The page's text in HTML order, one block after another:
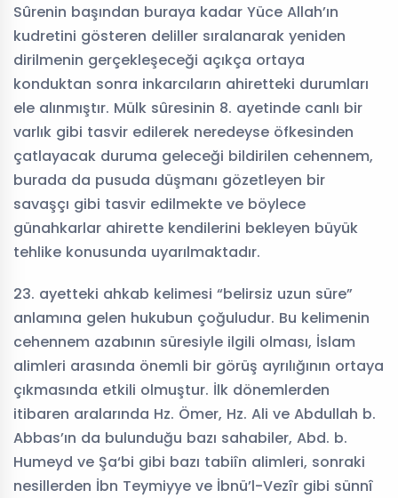
Sûrenin başından buraya kadar Yüce Allah’ın
kudretini gösteren deliller sıralanarak yeniden
dirilmenin gerçekleşeceği açıkça ortaya
konduktan sonra inkarcıların ahiretteki durumları
ele alınmıştır. Mülk sûresinin 8. ayetinde canlı bir
varlık gibi tasvir edilerek neredeyse öfkesinden
çatlayacak duruma geleceği bildirilen cehennem,
burada da pusuda düşmanı gözetleyen bir
savaşçı gibi tasvir edilmekte ve böylece
günahkarlar ahirette kendilerini bekleyen büyük
tehlike konusunda uyarılmaktadır.
23. ayetteki ahkab kelimesi “belirsiz uzun süre”
anlamına gelen hukubun çoğuludur. Bu kelimenin
cehennem azabının süresiyle ilgili olması, İslam
alimleri arasında önemli bir görüş ayrılığının ortaya
çıkmasında etkili olmuştur. İlk dönemlerden
itibaren aralarında Hz. Ömer, Hz. Ali ve Abdullah b.
Abbas’ın da bulunduğu bazı sahabiler, Abd. b.
Humeyd ve Şa‘bi gibi bazı tabiîn alimleri, sonraki
nesillerden İbn Teymiyye ve İbnü’l-Vezîr gibi sünnî